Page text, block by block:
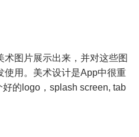
图片展示出来，并对这些图
使用。美术设计是App中很重
的logo，splash screen, tab